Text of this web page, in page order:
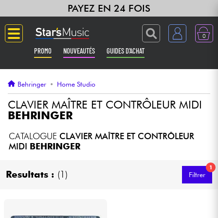
PAYEZ EN 24 FOIS
0
PROMO NOUVEAUTÉS GUIDES D'ACHAT
Guitares & Basses
Claviers & Pianos
Synthés & Sampleurs
Behringer • Home Studio
CLAVIER MAÎTRE ET CONTRÔLEUR MIDI
BEHRINGER
CATALOGUE CLAVIER MAÎTRE ET CONTRÔLEUR
MIDI BEHRINGER
Resultats : (1)
1
Filtrer